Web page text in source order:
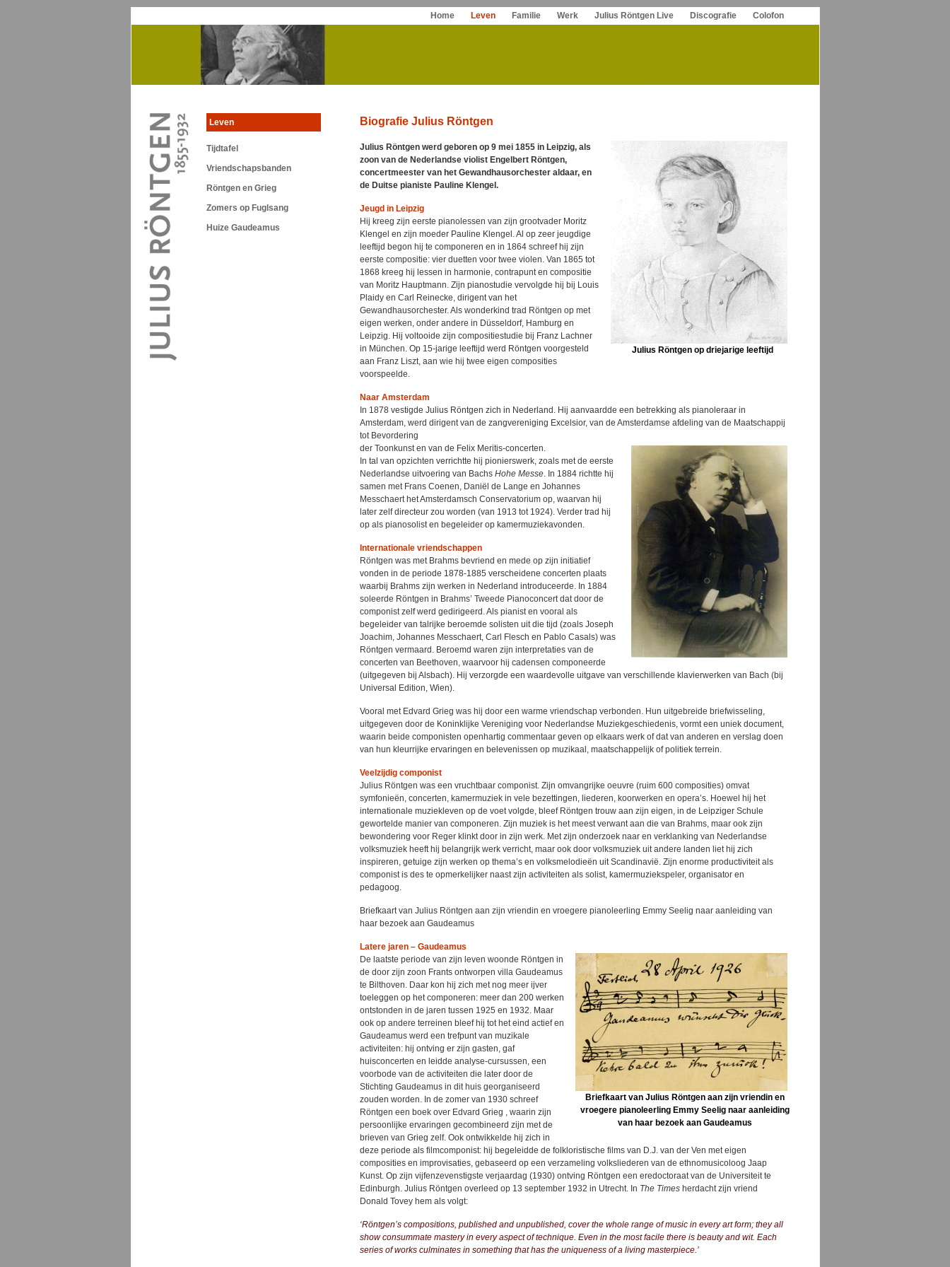
Spring
naar
Home Leven Familie Werk Julius Röntgen Live Discografie Colofon
Leven
Tijdtafel
Vriendschapsbanden
Röntgen en Grieg
Zomers op Fuglsang
Huize Gaudeamus
Biografie Julius Röntgen
Julius Röntgen op driejarige leeftijd
Julius Röntgen werd geboren op 9 mei 1855 in Leipzig, als
zoon van de Nederlandse violist Engelbert Röntgen,
concertmeester van het Gewandhausorchester aldaar, en
de Duitse pianiste Pauline Klengel.
Jeugd in Leipzig
Hij kreeg zijn eerste pianolessen van zijn grootvader Moritz
Klengel en zijn moeder Pauline Klengel. Al op zeer jeugdige
leeftijd begon hij te componeren en in 1864 schreef hij zijn
eerste compositie: vier duetten voor twee violen. Van 1865 tot
1868 kreeg hij lessen in harmonie, contrapunt en compositie
van Moritz Hauptmann. Zijn pianostudie vervolgde hij bij Louis
Plaidy en Carl Reinecke, dirigent van het
Gewandhausorchester. Als wonderkind trad Röntgen op met
eigen werken, onder andere in Düsseldorf, Hamburg en
Leipzig. Hij voltooide zijn compositiestudie bij Franz Lachner
in München. Op 15-jarige leeftijd werd Röntgen voorgesteld
aan Franz Liszt, aan wie hij twee eigen composities
voorspeelde.
Naar Amsterdam
In 1878 vestigde Julius Röntgen zich in Nederland. Hij aanvaardde een betrekking als pianoleraar in
Amsterdam, werd dirigent van de zangvereniging Excelsior, van de Amsterdamse afdeling van de Maatschappij
tot Bevordering
der Toonkunst en van de Felix Meritis-concerten.
In tal van opzichten verrichtte hij pionierswerk, zoals met de eerste
Nederlandse uitvoering van Bachs Hohe Messe. In 1884 richtte hij
samen met Frans Coenen, Daniël de Lange en Johannes
Messchaert het Amsterdamsch Conservatorium op, waarvan hij
later zelf directeur zou worden (van 1913 tot 1924). Verder trad hij
op als pianosolist en begeleider op kamermuziekavonden.
Internationale vriendschappen
Röntgen was met Brahms bevriend en mede op zijn initiatief
vonden in de periode 1878-1885 verscheidene concerten plaats
waarbij Brahms zijn werken in Nederland introduceerde. In 1884
soleerde Röntgen in Brahms’ Tweede Pianoconcert dat door de
componist zelf werd gedirigeerd. Als pianist en vooral als
begeleider van talrijke beroemde solisten uit die tijd (zoals Joseph
Joachim, Johannes Messchaert, Carl Flesch en Pablo Casals) was
Röntgen vermaard. Beroemd waren zijn interpretaties van de
concerten van Beethoven, waarvoor hij cadensen componeerde
(uitgegeven bij Alsbach). Hij verzorgde een waardevolle uitgave van verschillende klavierwerken van Bach (bij
Universal Edition, Wien).
Vooral met Edvard Grieg was hij door een warme vriendschap verbonden. Hun uitgebreide briefwisseling,
uitgegeven door de Koninklijke Vereniging voor Nederlandse Muziekgeschiedenis, vormt een uniek document,
waarin beide componisten openhartig commentaar geven op elkaars werk of dat van anderen en verslag doen
van hun kleurrijke ervaringen en belevenissen op muzikaal, maatschappelijk of politiek terrein.
Veelzijdig componist
Julius Röntgen was een vruchtbaar componist. Zijn omvangrijke oeuvre (ruim 600 composities) omvat
symfonieën, concerten, kamermuziek in vele bezettingen, liederen, koorwerken en opera’s. Hoewel hij het
internationale muziekleven op de voet volgde, bleef Röntgen trouw aan zijn eigen, in de Leipziger Schule
gewortelde manier van componeren. Zijn muziek is het meest verwant aan die van Brahms, maar ook zijn
bewondering voor Reger klinkt door in zijn werk. Met zijn onderzoek naar en verklanking van Nederlandse
volksmuziek heeft hij belangrijk werk verricht, maar ook door volksmuziek uit andere landen liet hij zich
inspireren, getuige zijn werken op thema’s en volksmelodieën uit Scandinavië. Zijn enorme productiviteit als
componist is des te opmerkelijker naast zijn activiteiten als solist, kamermuziekspeler, organisator en
pedagoog.
Briefkaart van Julius Röntgen aan zijn vriendin en vroegere pianoleerling Emmy Seelig naar aanleiding van
haar bezoek aan Gaudeamus
Latere jaren – Gaudeamus
Briefkaart van Julius Röntgen aan zijn vriendin en
vroegere pianoleerling Emmy Seelig naar aanleiding
van haar bezoek aan Gaudeamus
De laatste periode van zijn leven woonde Röntgen in
de door zijn zoon Frants ontworpen villa Gaudeamus
te Bilthoven. Daar kon hij zich met nog meer ijver
toeleggen op het componeren: meer dan 200 werken
ontstonden in de jaren tussen 1925 en 1932. Maar
ook op andere terreinen bleef hij tot het eind actief en
Gaudeamus werd een trefpunt van muzikale
activiteiten: hij ontving er zijn gasten, gaf
huisconcerten en leidde analyse-cursussen, een
voorbode van de activiteiten die later door de
Stichting Gaudeamus in dit huis georganiseerd
zouden worden. In de zomer van 1930 schreef
Röntgen een boek over Edvard Grieg , waarin zijn
persoonlijke ervaringen gecombineerd zijn met de
brieven van Grieg zelf. Ook ontwikkelde hij zich in
deze periode als filmcomponist: hij begeleidde de folkloristische films van D.J. van der Ven met eigen
composities en improvisaties, gebaseerd op een verzameling volksliederen van de ethnomusicoloog Jaap
Kunst. Op zijn vijfenzevenstigste verjaardag (1930) ontving Röntgen een eredoctoraat van de Universiteit te
Edinburgh. Julius Röntgen overleed op 13 september 1932 in Utrecht. In The Timesherdacht zijn vriend
Donald Tovey hem als volgt:
‘Röntgen’s compositions, published and unpublished, cover the whole range of music in every art form; they all
show consummate mastery in every aspect of technique. Even in the most facile there is beauty and wit. Each
series of works culminates in something that has the uniqueness of a living masterpiece.’